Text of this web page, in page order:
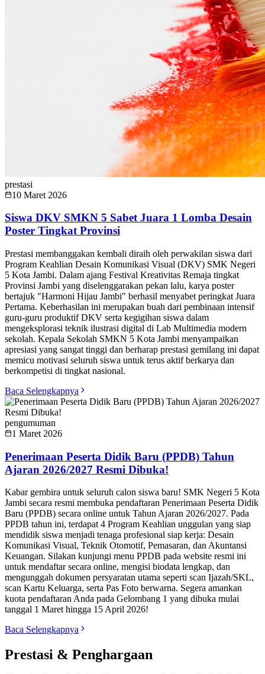
prestasi
10 Maret 2026
Siswa DKV SMKN 5 Sabet Juara 1 Lomba Desain
Poster Tingkat Provinsi
Prestasi membanggakan kembali diraih oleh perwakilan siswa dari
Program Keahlian Desain Komunikasi Visual (DKV) SMK Negeri
5 Kota Jambi. Dalam ajang Festival Kreativitas Remaja tingkat
Provinsi Jambi yang diselenggarakan pekan lalu, karya poster
bertajuk "Harmoni Hijau Jambi" berhasil menyabet peringkat Juara
Pertama. Keberhasilan ini merupakan buah dari pembinaan intensif
guru-guru produktif DKV serta kegigihan siswa dalam
mengeksplorasi teknik ilustrasi digital di Lab Multimedia modern
sekolah. Kepala Sekolah SMKN 5 Kota Jambi menyampaikan
apresiasi yang sangat tinggi dan berharap prestasi gemilang ini dapat
memicu motivasi seluruh siswa untuk terus aktif berkarya dan
berkompetisi di tingkat nasional.
Baca Selengkapnya
pengumuman
1 Maret 2026
Penerimaan Peserta Didik Baru (PPDB) Tahun
Ajaran 2026/2027 Resmi Dibuka!
Kabar gembira untuk seluruh calon siswa baru! SMK Negeri 5 Kota
Jambi secara resmi membuka pendaftaran Penerimaan Peserta Didik
Baru (PPDB) secara online untuk Tahun Ajaran 2026/2027. Pada
PPDB tahun ini, terdapat 4 Program Keahlian unggulan yang siap
mendidik siswa menjadi tenaga profesional siap kerja: Desain
Komunikasi Visual, Teknik Otomotif, Pemasaran, dan Akuntansi
Keuangan. Silakan kunjungi menu PPDB pada website resmi ini
untuk mendaftar secara online, mengisi biodata lengkap, dan
mengunggah dokumen persyaratan utama seperti scan Ijazah/SKL,
scan Kartu Keluarga, serta Pas Foto berwarna. Segera amankan
kuota pendaftaran Anda pada Gelombang 1 yang dibuka mulai
tanggal 1 Maret hingga 15 April 2026!
Baca Selengkapnya
Prestasi & Penghargaan